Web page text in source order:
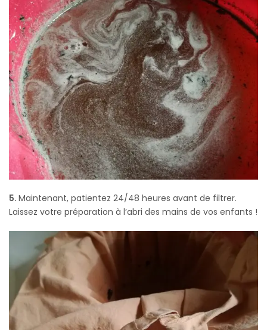
5. Maintenant, patientez 24/48 heures avant de filtrer.
Laissez votre préparation à l’abri des mains de vos enfants !